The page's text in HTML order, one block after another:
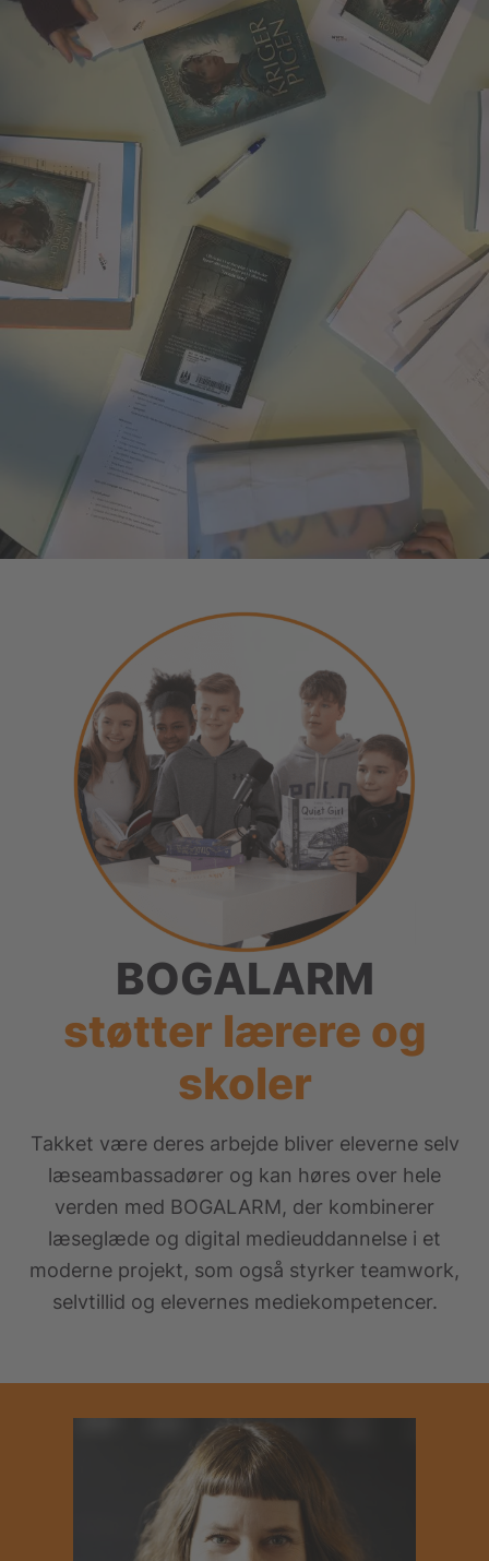
BOGALARM
støtter lærere og
skoler
Takket være deres arbejde bliver eleverne selv
læseambassadører og kan høres over hele
verden med BOGALARM, der kombinerer
læseglæde og digital medieuddannelse i et
moderne projekt, som også styrker teamwork,
selvtillid og elevernes mediekompetencer.